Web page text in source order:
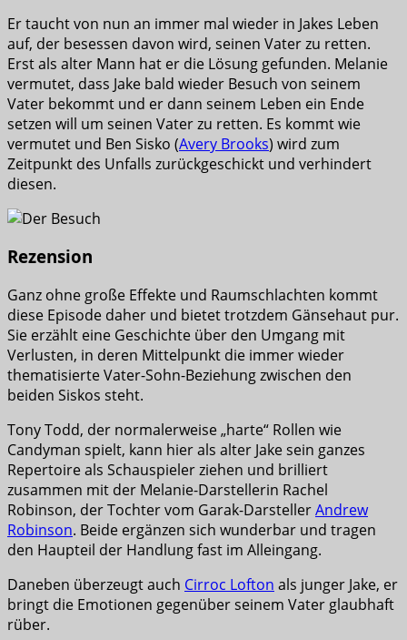
Er taucht von nun an immer mal wieder in Jakes Leben
auf, der besessen davon wird, seinen Vater zu retten.
Erst als alter Mann hat er die Lösung gefunden. Melanie
vermutet, dass Jake bald wieder Besuch von seinem
Vater bekommt und er dann seinem Leben ein Ende
setzen will um seinen Vater zu retten. Es kommt wie
vermutet und Ben Sisko (Avery Brooks) wird zum
Zeitpunkt des Unfalls zurückgeschickt und verhindert
diesen.
Rezension
Ganz ohne große Effekte und Raumschlachten kommt
diese Episode daher und bietet trotzdem Gänsehaut pur.
Sie erzählt eine Geschichte über den Umgang mit
Verlusten, in deren Mittelpunkt die immer wieder
thematisierte Vater-Sohn-Beziehung zwischen den
beiden Siskos steht.
Tony Todd, der normalerweise „harte“ Rollen wie
Candyman spielt, kann hier als alter Jake sein ganzes
Repertoire als Schauspieler ziehen und brilliert
zusammen mit der Melanie-Darstellerin Rachel
Robinson, der Tochter vom Garak-DarstellerAndrew
Robinson. Beide ergänzen sich wunderbar und tragen
den Haupteil der Handlung fast im Alleingang.
Daneben überzeugt auch Cirroc Lofton als junger Jake, er
bringt die Emotionen gegenüber seinem Vater glaubhaft
rüber.